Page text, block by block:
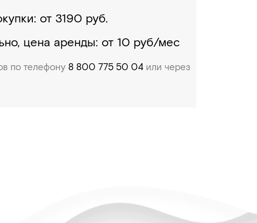
от 3190 руб.
цена аренды: от 10 руб/мес
по телефону 8 800 775 50 04 или через